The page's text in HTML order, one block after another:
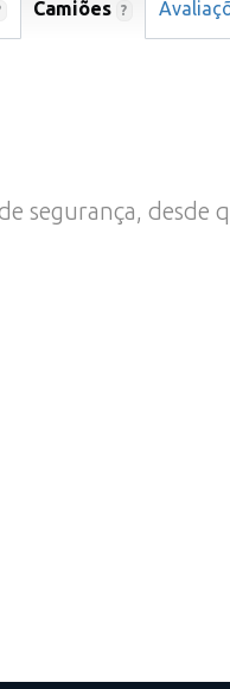
Camiões ?
segurança, desde